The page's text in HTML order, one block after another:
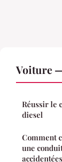
Voiture
Réussir le
diesel
Comment
une